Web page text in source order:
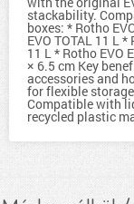
stackability.
boxes: * Rotho
EVO TOTAL 11 L
11 L * Rotho EVO
× 6.5 cm Key
accessories and
for flexible
Compatible with
recycled plastic